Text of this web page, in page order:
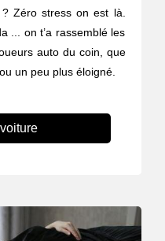
Zéro stress on est là.
... on t’a rassemblé les
auto du coin, que
un peu plus éloigné.